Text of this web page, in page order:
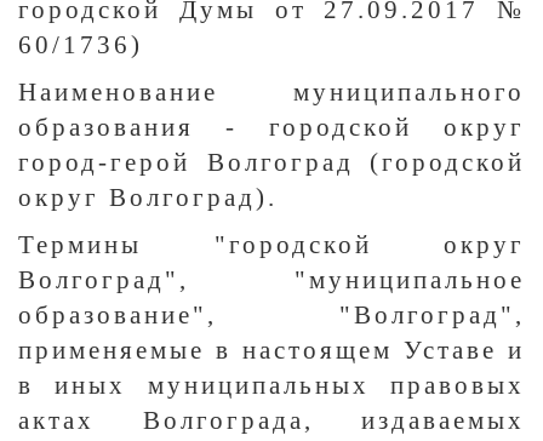
городской Думы от 27.09.2017 №
60/1736)
Наименование муниципального
образования - городской округ
город-герой Волгоград (городской
округ Волгоград).
Термины "городской округ
Волгоград", "муниципальное
образование", "Волгоград",
применяемые в настоящем Уставе и
в иных муниципальных правовых
актах Волгограда, издаваемых